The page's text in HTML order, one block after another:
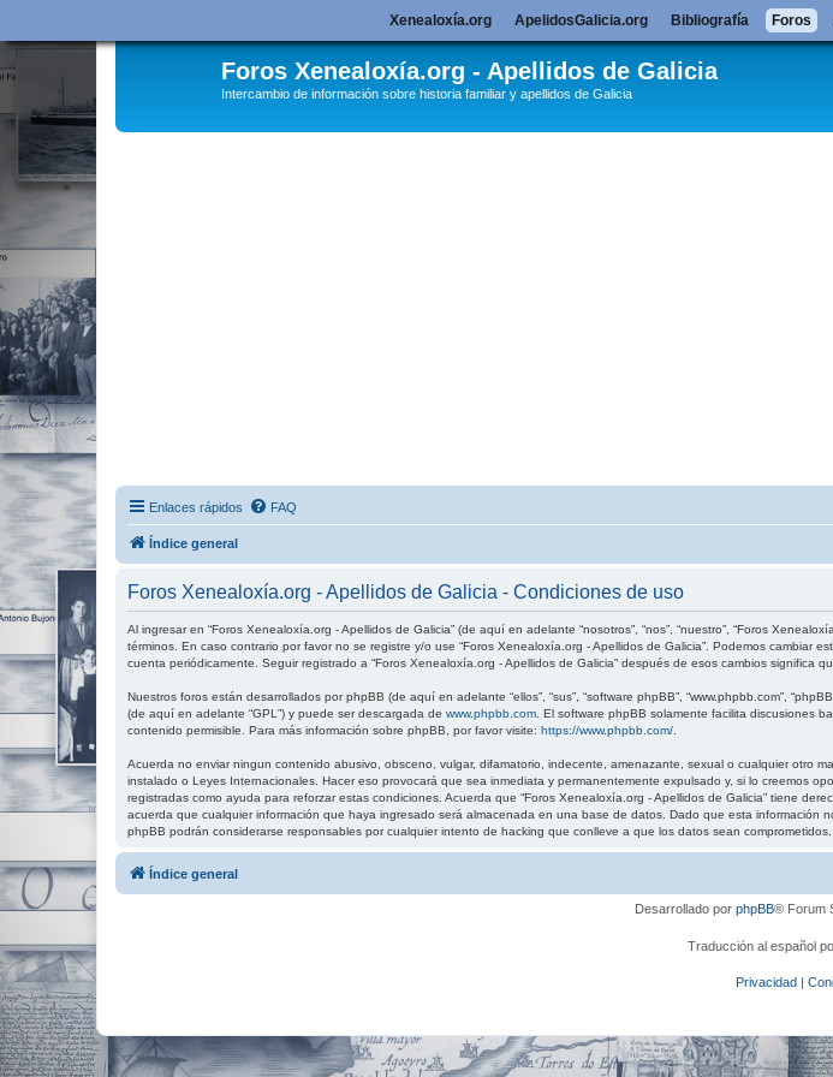
Foros Xenealoxía.org - Apellidos de Galicia
Intercambio de información sobre historia familiar y apellidos de Galicia
Enlaces rápidos FAQ
Índice general
Foros Xenealoxía.org - Apellidos de Galicia - Condiciones de uso
Al ingresar en “Foros Xenealoxía.org - Apellidos de Galicia” (de aquí en adelante “nosotros”, “nos”, “nuestro”, “Foros
términos. En caso contrario por favor no se registre y/o use “Foros Xenealoxía.org - Apellidos de Galicia”. Podemos
cuenta periódicamente. Seguir registrado a “Foros Xenealoxía.org - Apellidos de Galicia” después de esos cambios
Nuestros foros están desarrollados por phpBB (de aquí en adelante “ellos”, “sus”, “software phpBB”, “www.phpbb.com”,
(de aquí en adelante “GPL”) y puede ser descargada de www.phpbb.com . El software phpBB solamente facilita discusiones
contenido permisible. Para más información sobre phpBB, por favor visite: https://www.phpbb.com/
Acuerda no enviar ningun contenido abusivo, obsceno, vulgar, difamatorio, indecente, amenazante, sexual o cualquier otro
instalado o Leyes Internacionales. Hacer eso provocará que sea inmediata y permanentemente expulsado y, si lo creemos
registradas como ayuda para reforzar estas condiciones. Acuerda que “Foros Xenealoxía.org - Apellidos de Galicia” tiene
acuerda que cualquier información que haya ingresado será almacenada en una base de datos. Dado que esta información
phpBB podrán considerarse responsables por cualquier intento de hacking que conlleve a que los datos sean comprometidos.
Xenealoxía.org ApelidosGalicia.org Bibliografía Foros
Índice general
Desarrollado por phpBB® Forum
Traducción al español
Privacidad |